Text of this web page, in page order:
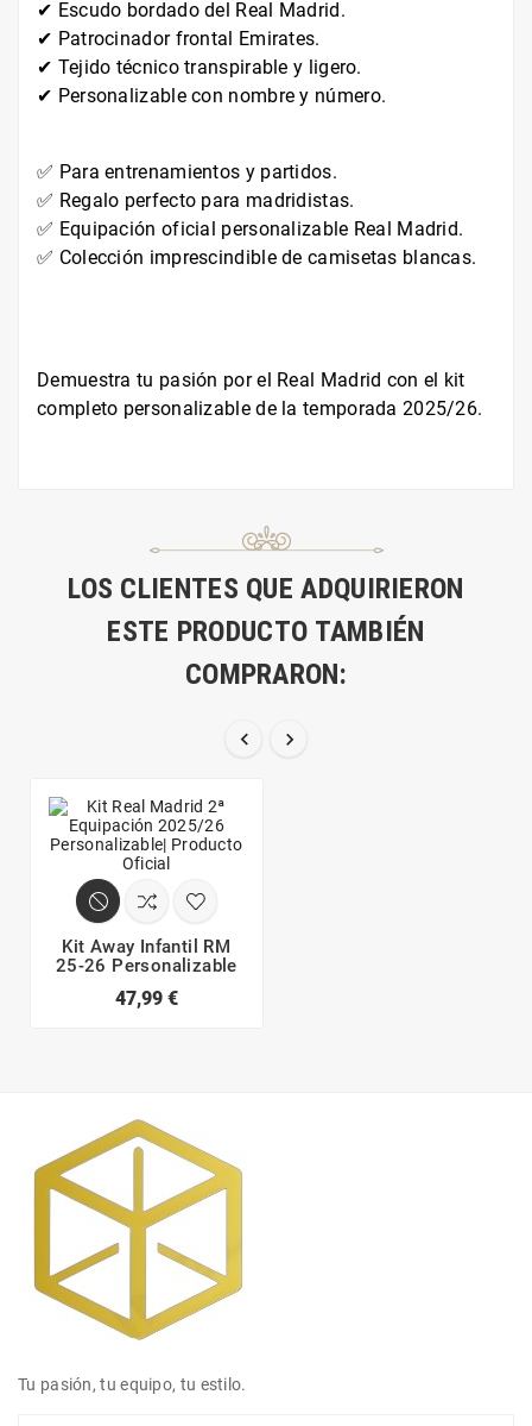
✔ Escudo bordado del Real Madrid.
✔ Patrocinador frontal Emirates.
✔ Tejido técnico transpirable y ligero.
✔ Personalizable con nombre y número.
✅ Para entrenamientos y partidos.
✅ Regalo perfecto para madridistas.
✅ Equipación oficial personalizable Real Madrid.
✅ Colección imprescindible de camisetas blancas.
Demuestra tu pasión por el Real Madrid con el kit
completo personalizable de la temporada 2025/26.
LOS CLIENTES QUE ADQUIRIERON
ESTE PRODUCTO TAMBIÉN
COMPRARON:
 
Kit Away Infantil RM
25-26 Personalizable
47,99 €
Tu pasión, tu equipo, tu estilo.